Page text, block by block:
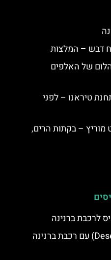
דבש – המלצות
של האלפים
טיראנו – לפני
מוריץ – בקתות הרים,
לרכבת ברנינה
טיול יום מדזנצאנו (Desenzano) עם רכבת ברנינה